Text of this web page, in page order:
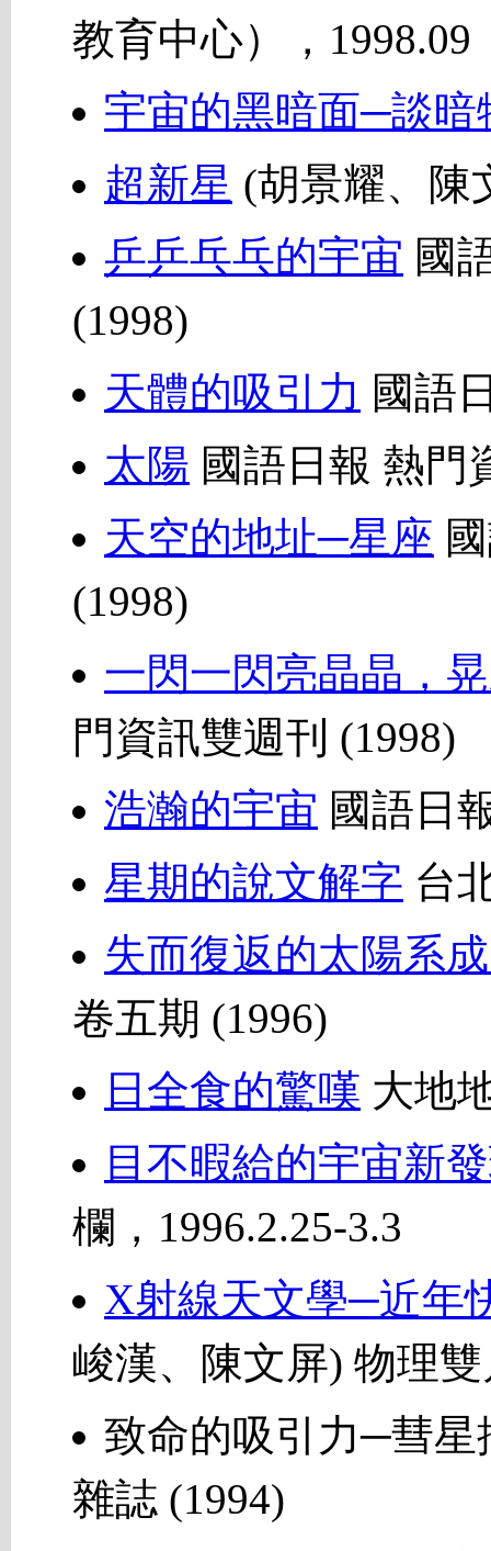
教育中心），1998.09
宇宙的黑暗面─談暗
超新星 (胡景耀、陳
乒乒乓乓的宇宙 國
(1998)
天體的吸引力 國語
太陽 國語日報 熱門
天空的地址─星座
(1998)
一閃一閃亮晶晶，
門資訊雙週刊 (1998)
浩瀚的宇宙 國語日
星期的說文解字 台
失而復返的太陽系
卷五期 (1996)
日全食的驚嘆 大地
目不暇給的宇宙新
欄，1996.2.25-3.3
X射線天文學─近年
峻漢、陳文屏) 物理雙
致命的吸引力─彗星
雜誌 (1994)